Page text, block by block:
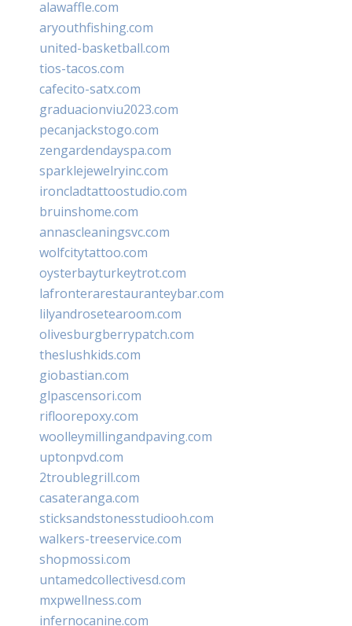
alawaffle.com
aryouthfishing.com
united-basketball.com
tios-tacos.com
cafecito-satx.com
graduacionviu2023.com
pecanjackstogo.com
zengardendayspa.com
sparklejewelryinc.com
ironcladtattoostudio.com
bruinshome.com
annascleaningsvc.com
wolfcitytattoo.com
oysterbayturkeytrot.com
lafronterarestauranteybar.com
lilyandrosetearoom.com
olivesburgberrypatch.com
theslushkids.com
giobastian.com
glpascensori.com
rifloorepoxy.com
woolleymillingandpaving.com
uptonpvd.com
2troublegrill.com
casateranga.com
sticksandstonesstudiooh.com
walkers-treeservice.com
shopmossi.com
untamedcollectivesd.com
mxpwellness.com
infernocanine.com